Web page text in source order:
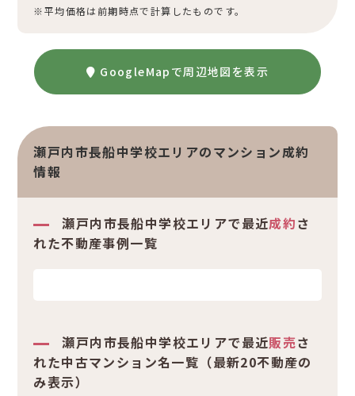
※平均価格は前期時点で計算したものです。
GoogleMapで周辺地図を表示
瀬戸内市長船中学校エリアのマンション成約
情報
瀬戸内市長船中学校エリアで最近成約さ
れた不動産事例一覧
瀬戸内市長船中学校エリアで最近販売さ
れた中古マンション名一覧（最新20不動産の
み表示）